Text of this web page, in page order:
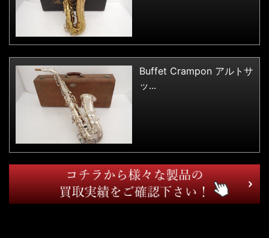
Buffet Crampon アルトサ
ッ...